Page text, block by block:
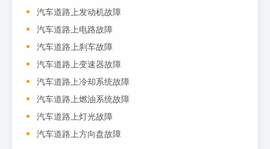
汽车道路上发动机故障
汽车道路上电路故障
汽车道路上刹车故障
汽车道路上变速器故障
汽车道路上冷却系统故障
汽车道路上燃油系统故障
汽车道路上灯光故障
汽车道路上方向盘故障